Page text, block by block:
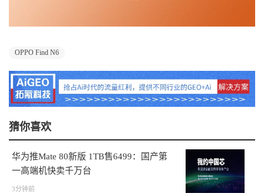
OPPO Find N6
猜你喜欢
华为推Mate 80新版 1TB售6499：国产第
一高端机快卖千万台
3分钟前